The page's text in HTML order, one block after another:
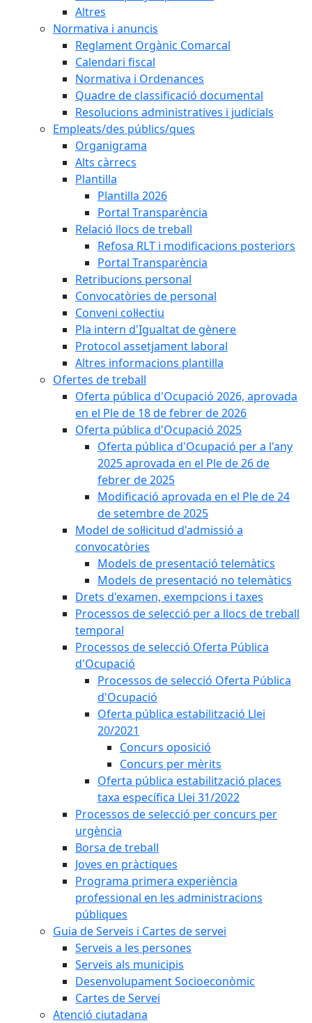
Altres
Normativa i anuncis
Reglament Orgànic Comarcal
Calendari fiscal
Normativa i Ordenances
Quadre de classificació documental
Resolucions administratives i judicials
Empleats/des públics/ques
Organigrama
Alts càrrecs
Plantilla
Plantilla 2026
Portal Transparència
Relació llocs de treball
Refosa RLT i modificacions posteriors
Portal Transparència
Retribucions personal
Convocatòries de personal
Conveni col·lectiu
Pla intern d'Igualtat de gènere
Protocol assetjament laboral
Altres informacions plantilla
Ofertes de treball
Oferta pública d'Ocupació 2026, aprovada
en el Ple de 18 de febrer de 2026
Oferta pública d'Ocupació 2025
Oferta pública d'Ocupació per a l'any
2025 aprovada en el Ple de 26 de
febrer de 2025
Modificació aprovada en el Ple de 24
de setembre de 2025
Model de sol·licitud d'admissió a
convocatòries
Models de presentació telemàtics
Models de presentació no telemàtics
Drets d'examen, exempcions i taxes
Processos de selecció per a llocs de treball
temporal
Processos de selecció Oferta Pública
d'Ocupació
Processos de selecció Oferta Pública
d'Ocupació
Oferta pública estabilització Llei
20/2021
Concurs oposició
Concurs per mèrits
Oferta pública estabilització places
taxa específica Llei 31/2022
Processos de selecció per concurs per
urgència
Borsa de treball
Joves en pràctiques
Programa primera experiència
professional en les administracions
públiques
Guia de Serveis i Cartes de servei
Serveis a les persones
Serveis als municipis
Desenvolupament Socioeconòmic
Cartes de Servei
Atenció ciutadana